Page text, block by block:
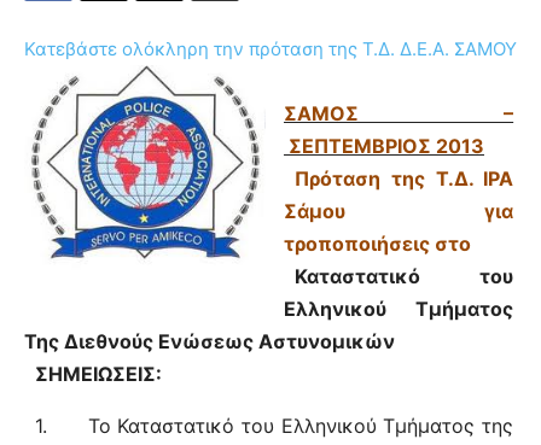
Κατεβάστε ολόκληρη την πρόταση της Τ.Δ. Δ.Ε.Α. ΣΑΜΟΥ
ΣΑΜΟΣ –
ΣΕΠΤΕΜΒΡΙΟΣ 2013
Πρόταση της Τ.Δ. IPA
Σάμου για
τροποποιήσεις στο
Καταστατικό του
Ελληνικού Τμήματος
Της Διεθνούς Ενώσεως Αστυνομικών
ΣΗΜΕΙΩΣΕΙΣ:
1.
Το Καταστατικό του Ελληνικού Τμήματος της